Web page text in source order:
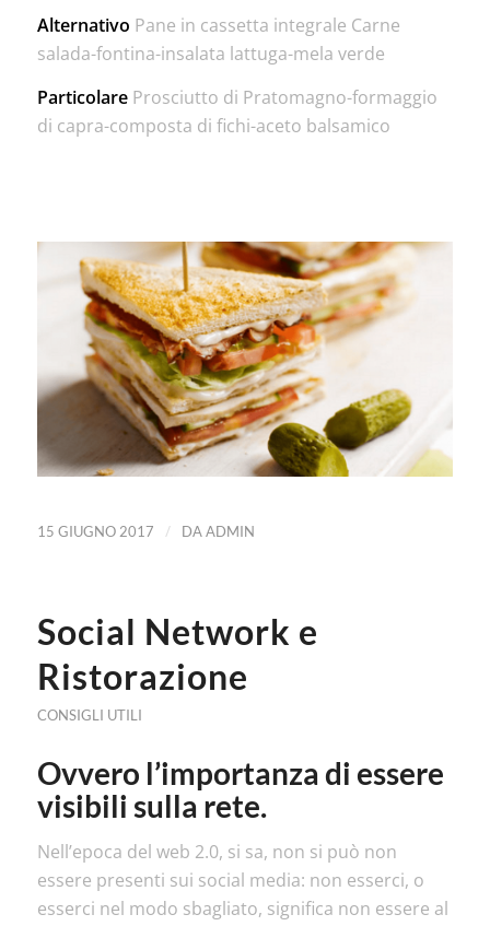
Alternativo Pane in cassetta integrale Carne
salada-fontina-insalata lattuga-mela verde
ParticolareProsciutto di Pratomagno-formaggio
di capra-composta di fichi-aceto balsamico
15 GIUGNO 2017 / DAADMIN
Social Network e
Ristorazione
CONSIGLI UTILI
Ovvero l’importanza di essere
visibili sulla rete.
Nell’epoca del web 2.0, si sa, non si può non
essere presenti sui social media: non esserci, o
esserci nel modo sbagliato, significa non essere al